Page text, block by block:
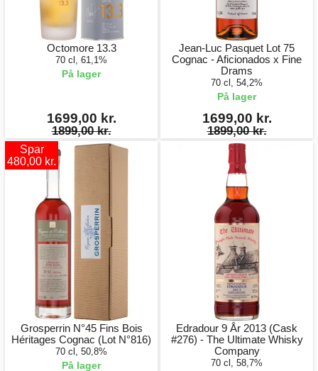
Octomore 13.3
70 cl, 61,1%
På lager
1699,00 kr.
1899,00 kr.
Jean-Luc Pasquet Lot 75
Cognac - Aficionados x Fine
Drams
70 cl, 54,2%
På lager
1699,00 kr.
1899,00 kr.
Spar
480,00 kr.
Grosperrin N°45 Fins Bois
Héritages Cognac (Lot N°816)
70 cl, 50,8%
På lager
Edradour 9 År 2013 (Cask
#276) - The Ultimate Whisky
Company
70 cl, 58,7%